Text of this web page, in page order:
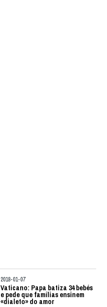
2018-01-07
Vaticano: Papa batiza 34 bebés
e pede que famílias ensinem
«dialeto» do amor